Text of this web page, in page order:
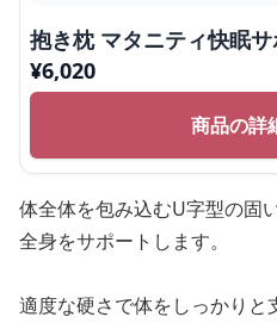
抱き枕 マタニティ快眠
¥6,020
商品の詳
体全体を包み込むU字型の固
全身をサポートします。
適度な硬さで体をしっかり